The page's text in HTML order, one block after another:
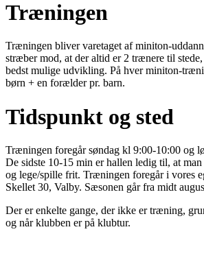
Træningen
Træningen bliver varetaget af miniton-
stræber mod, at der altid er 2 trænere til stede,
bedst mulige udvikling. På hver miniton-
børn + en forælder pr. barn.
Tidspunkt og sted
Træningen foregår søndag kl 9:00-10:00 og
De sidste 10-15 min er hallen ledig til, at
og lege/spille frit. Træningen foregår i vores
Skellet 30, Valby. Sæsonen går fra midt
Der er enkelte gange, der ikke er træning,
og når klubben er på klubtur.